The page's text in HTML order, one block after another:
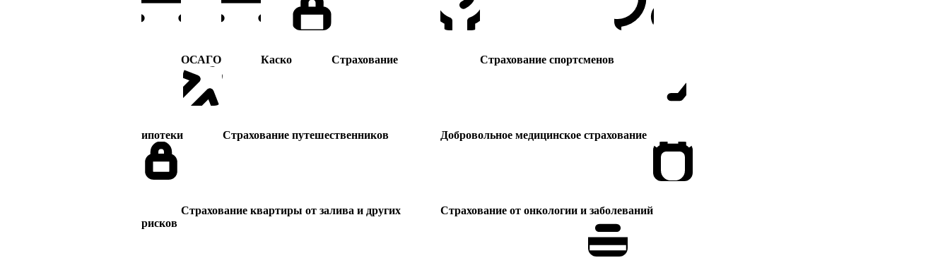
ОСАГО Каско Страхование
ипотеки Страхование путешественников
Страхование квартиры от залива и других
рисков
Страхование спортсменов
Добровольное медицинское страхование
Страхование от онкологии и заболеваний